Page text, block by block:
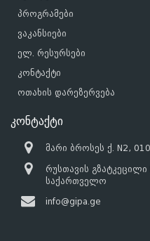
პროგრამები
ვაკანსიები
ელ. რესურსები
კონტაქტი
ოთახის დარეზერვება
კონტაქტი
მარი ბროსეს ქ. N2,
რუსთავის
საქართველო
info@gipa.ge